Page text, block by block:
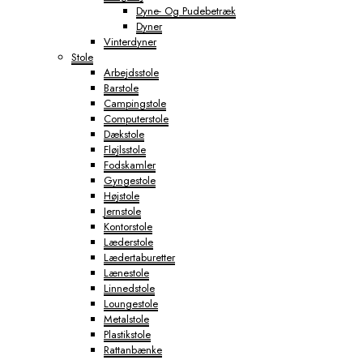
Dyne- Og Pudebetræk
Dyner
Vinterdyner
Stole
Arbejdsstole
Barstole
Campingstole
Computerstole
Dækstole
Fløjlsstole
Fodskamler
Gyngestole
Højstole
Jernstole
Kontorstole
Læderstole
Lædertaburetter
Lænestole
Linnedstole
Loungestole
Metalstole
Plastikstole
Rattanbænke